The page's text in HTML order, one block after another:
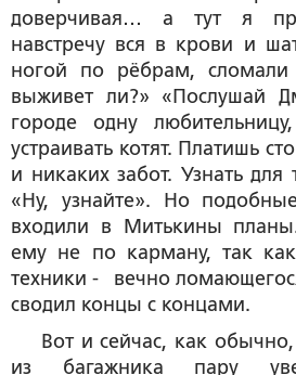
доверчивая… а тут я
навстречу вся в крови и
ногой по рёбрам,
выживет ли?» «Послушай
городе одну
устраивать котят. Платишь
и никаких забот. Узнать для
«Ну, узнайте». Но
входили в Митькины
ему не по карману, так
техники - вечно
сводил концы с концами.
Вот и сейчас, как обычно,
из багажника пару